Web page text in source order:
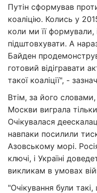
Путін сформував
коаліцію. Колись у
коли ми її
підштовхувати. А
Байден
готовий відігравати
такої коаліції", -
Втім, за його
Москви виграла
Очікувалася
навпаки посилили
Азовському морі.
ключі, і Україні
викликам в умовах
"Очікування були